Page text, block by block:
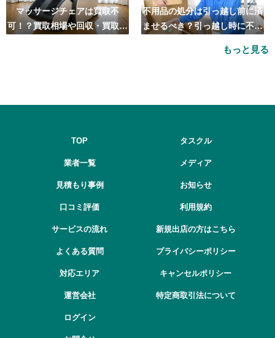
マッサージチェアは買取不
可！？買取相場や回収・買取の
不用品の処分は引っ越し前に済
ませるべき？引っ越し時に不用
もっと見る
TOP
業者一覧
見積もり事例
口コミ評価
サービスの流れ
よくある質問
対応エリア
運営会社
ログイン
タスクル
メディア
お知らせ
利用規約
新規出店の方はこちら
プライバシーポリシー
キャンセルポリシー
特定商取引法について